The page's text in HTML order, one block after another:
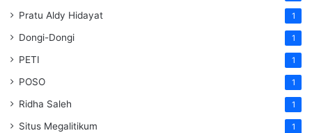
Pratu Aldy Hidayat 1
Dongi-Dongi 1
PETI 1
POSO 1
Ridha Saleh 1
Situs Megalitikum 1